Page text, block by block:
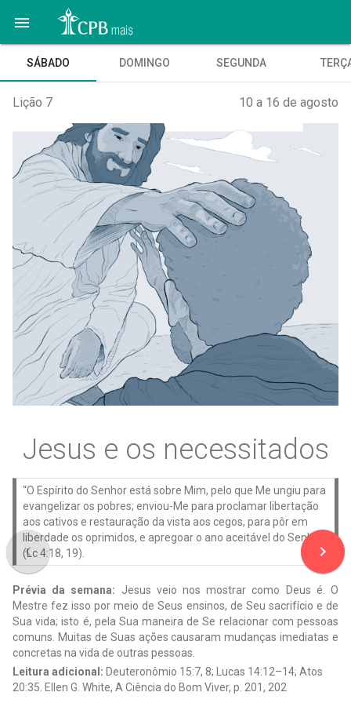

navigate_before
SÁBADO DOMINGO SEGUNDA
Lição 7 10 a 16 de agosto
Jesus e os necessitados
“O Espírito do Senhor está sobre Mim, pelo que Me ungiu para
evangelizar os pobres; enviou-Me para proclamar libertação
aos cativos e restauração da vista aos cegos, para pôr em
liberdade os oprimidos, e apregoar o ano aceitável do Senhor”
(Lc 4:18, 19).
Prévia da semana: Jesus veio nos mostrar como Deus é. O
Mestre fez isso por meio de Seus ensinos, de Seu sacrifício e de
Sua vida; isto é, pela Sua maneira de Se relacionar com pessoas
comuns. Muitas de Suas ações causaram mudanças imediatas e
concretas na vida de outras pessoas.
Leitura adicional: Deuteronômio 15:7, 8; Lucas 14:12–14; Atos
20:35. Ellen G. White, A Ciência do Bom Viver, p. 201, 202
navigate_next